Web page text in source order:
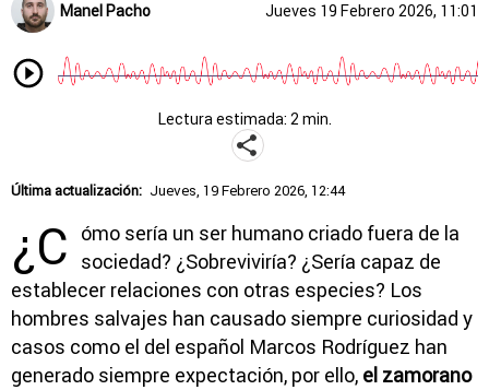
Manel Pacho Jueves 19 Febrero 2026, 11:01
Lectura estimada: 2 min.
Última actualización: Jueves, 19 Febrero 2026, 12:44
¿C
ómo sería un ser humano criado fuera de la
sociedad? ¿Sobreviviría? ¿Sería capaz de
establecer relaciones con otras especies? Los
hombres salvajes han causado siempre curiosidad y
casos como el del español Marcos Rodríguez han
generado siempre expectación, por ello, el zamorano